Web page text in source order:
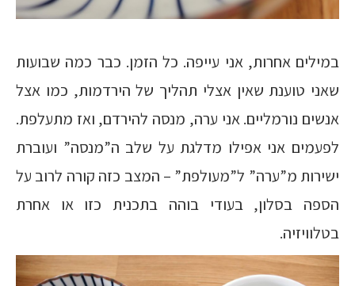
במילים אחרות, אני עייפה. כל הזמן. כבר כמה שבועות
שאני טוענת שאין אצלי תהליך של הירדמות, כמו אצל
אנשים נורמליים. אני ערה, מנסה להירדם, ואז מתעלפת.
לפעמים אני אפילו מדלגת על שלב ה”מנסה” ועוברת
ישירות מ”ערה” ל”מעולפת” – המצב כזה קורה לרוב על
הספה בסלון, בעודי בוהה בתכנית כזו או אחרת
בטלוויזיה.